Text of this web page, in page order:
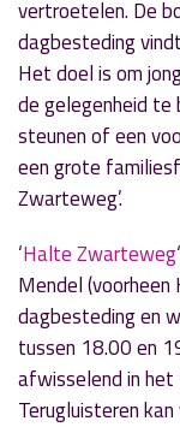
vertroetelen. De
dagbesteding
Het doel is om
de gelegenheid te
steunen of een
een grote
Zwarteweg’.
‘Halte Zwarteweg
Mendel (voorheen
dagbesteding en
tussen 18.00 en
afwisselend in het
Terugluisteren kan